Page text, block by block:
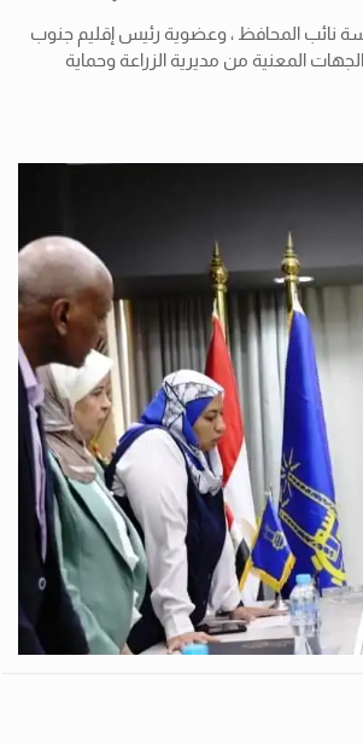
نائب المحافظ ، وعضوية رئيس إقليم جنوب
المعنية من مديرية الزراعة وحماية